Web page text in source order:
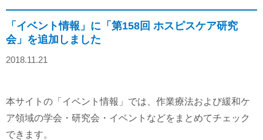
「イベント情報」に「第158回 ホスピスケア研究
会」を追加しました
2018.11.21
本サイトの「イベント情報」では、作業療法および緩和ケ
ア領域の学会・研究会・イベントなどをまとめてチェック
できます。